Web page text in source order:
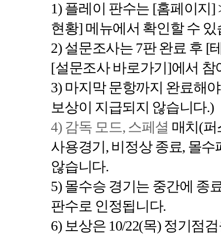
1) 플레이 판수는 [홈페이지]
현황] 메뉴에서 확인할 수
2)설문조사는 7판 완료 후 [
[설문조사 바로가기]에서 참
3) 마지막 문항까지 완료해
보상이 지급되지 않습니다.)
4) 감독 모드, 스페셜 매치(퍼
사용경기, 비정상 종료, 몰수
않습니다.
5) 몰수승 경기는 중간에 종
판수로 인정됩니다.
6) 보상은 10/22(목) 정기점